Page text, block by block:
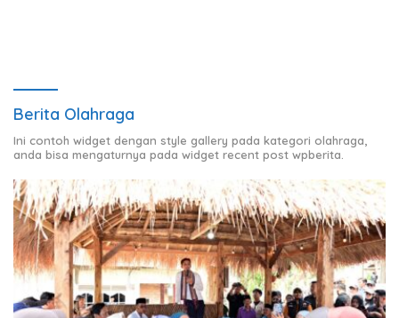
Berita Olahraga
Ini contoh widget dengan style gallery pada kategori olahraga,
anda bisa mengaturnya pada widget recent post wpberita.